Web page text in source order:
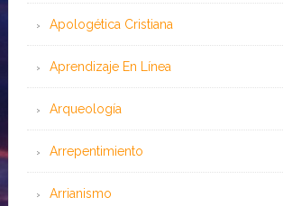
Apologética Cristiana
Aprendizaje En Línea
Arqueología
Arrepentimiento
Arrianismo